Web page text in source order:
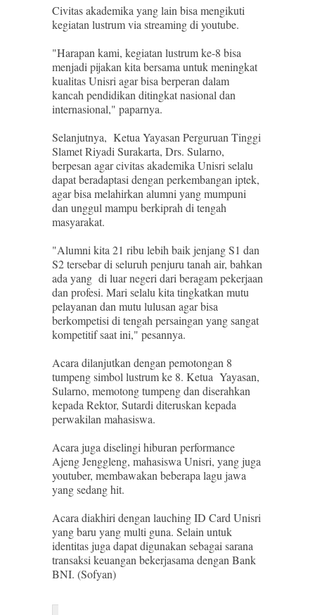
Civitas akademika yang lain bisa mengikuti
kegiatan lustrum via streaming di youtube.
"Harapan kami, kegiatan lustrum ke-8 bisa
menjadi pijakan kita bersama untuk meningkat
kualitas Unisri agar bisa berperan dalam
kancah pendidikan ditingkat nasional dan
internasional," paparnya.
Selanjutnya, Ketua Yayasan Perguruan Tinggi
Slamet Riyadi Surakarta, Drs. Sularno,
berpesan agar civitas akademika Unisri selalu
dapat beradaptasi dengan perkembangan iptek,
agar bisa melahirkan alumni yang mumpuni
dan unggul mampu berkiprah di tengah
masyarakat.
"Alumni kita 21 ribu lebih baik jenjang S1 dan
S2 tersebar di seluruh penjuru tanah air, bahkan
ada yang di luar negeri dari beragam pekerjaan
dan profesi. Mari selalu kita tingkatkan mutu
pelayanan dan mutu lulusan agar bisa
berkompetisi di tengah persaingan yang sangat
kompetitif saat ini," pesannya.
Acara dilanjutkan dengan pemotongan 8
tumpeng simbol lustrum ke 8. Ketua Yayasan,
Sularno, memotong tumpeng dan diserahkan
kepada Rektor, Sutardi diteruskan kepada
perwakilan mahasiswa.
Acara juga diselingi hiburan performance
Ajeng Jenggleng, mahasiswa Unisri, yang juga
youtuber, membawakan beberapa lagu jawa
yang sedang hit.
Acara diakhiri dengan lauching ID Card Unisri
yang baru yang multi guna. Selain untuk
identitas juga dapat digunakan sebagai sarana
transaksi keuangan bekerjasama dengan Bank
BNI. (Sofyan)